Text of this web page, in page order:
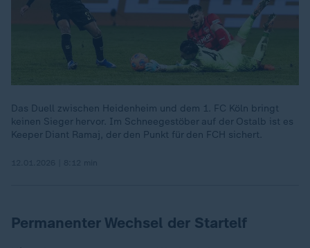
Das Duell zwischen Heidenheim und dem 1. FC Köln bringt
keinen Sieger hervor. Im Schneegestöber auf der Ostalb ist es
Keeper Diant Ramaj, der den Punkt für den FCH sichert.
Permanenter Wechsel der Startelf